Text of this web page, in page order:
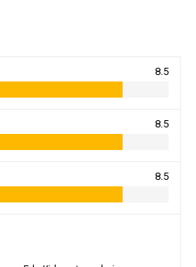
8.5
8.5
8.5